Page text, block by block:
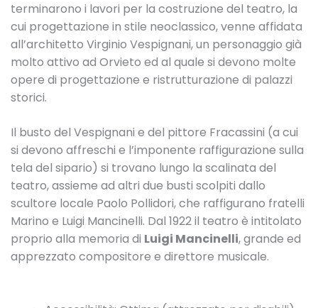
terminarono i lavori per la costruzione del teatro, la
cui progettazione in stile neoclassico, venne affidata
all’architetto Virginio Vespignani, un personaggio già
molto attivo ad Orvieto ed al quale si devono molte
opere di progettazione e ristrutturazione di palazzi
storici.
Il busto del Vespignani e del pittore Fracassini (a cui
si devono affreschi e l’imponente raffigurazione sulla
tela del sipario) si trovano lungo la scalinata del
teatro, assieme ad altri due busti scolpiti dallo
scultore locale Paolo Pollidori, che raffigurano fratelli
Marino e Luigi Mancinelli. Dal 1922 il teatro è intitolato
proprio alla memoria di Luigi Mancinelli, grande ed
apprezzato compositore e direttore musicale.